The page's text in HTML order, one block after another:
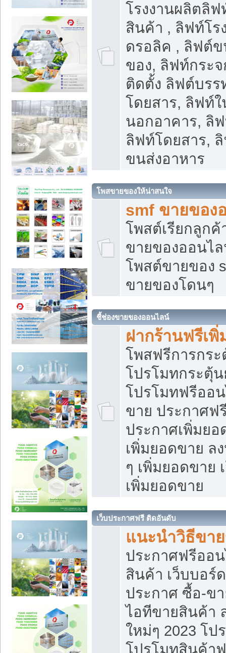
โรงงานผลิตลิ
สินค้า , ลิฟท์โร
ดรอลิค , ลิฟต์
ของ, ลิฟท์กระ
ติดตั้ง ลิฟต์บร
โดยสาร, ลิฟท์
นอกอาคาร, ลิ
ลิฟท์โดยสาร,
ขนส่งอาหาร
โพสขายของให้น่าสนใจ
smf ขายของ
โพสต์เรียกลูกค้
ขายของออนไ
โพสต์ขายของ
ขายของโดนๆ
ชี้ช่องขายของออนไลน์
ฝากร้านฟรีเ
โพสฟรีการกร
โปรโมทกระตุ้
โปรโมทฟรีออ
ขาย ประกาศฟ
ประกาศเพิ่มย
เพิ่มยอดขาย ล
ๆ เพิ่มยอดขาย
เพิ่มยอดขาย
เว็บประกาศฟรี ติดอันดับ
แนะนำวิธีขา
ประกาศฟรีออ
สินค้า เว็บบอร์
ประกาศ ซื้อ-ข
ไอทีขายสินค้า
ใหม่ๆ 2023 โป
โปรโมทสินค้า